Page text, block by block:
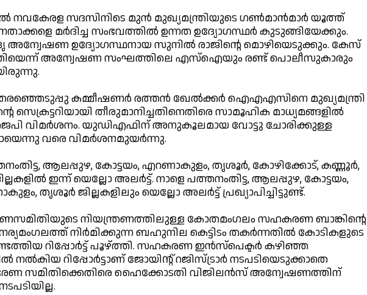
നവകേരള സദസിനിടെ മുന്‍ മുഖ്യമന്ത്രിയുടെ ഗണ്‍മാന്‍മാര്‍ യൂത്ത്
മര്‍ദിച്ച സംഭവത്തില്‍ ഉന്നത ഉദ്യോഗസ്ഥര്‍ കുടുങ്ങിയേക്കും.
ഉദ്യോഗസ്ഥനായ സുനില്‍ രാജിന്റെ മൊഴിയെടുക്കും. കേസ്
അന്വേഷണ സംഘത്തിലെ എസ്ഐയും രണ്ട് പൊലീസുകാരും
കമ്മീഷണര്‍ രത്തന്‍ ഖേല്‍ക്കര്‍ ഐഎഎസിനെ മുഖ്യമന്ത്രി
സെക്രട്ടറിയായി തീരുമാനിച്ചതിനെതിരെ സാമൂഹിക മാധ്യമങ്ങളില്‍
വിമര്‍ശനം. യുഡിഎഫിന് അനുകൂലമായ വോട്ടു ചോരിക്കുള്ള
വരെ വിമര്‍ശനമുയര്‍ന്നു.
ആലപ്പുഴ, കോട്ടയം, എറണാകുളം, തൃശൂര്‍, കോഴിക്കോട്, കണ്ണൂര്‍,
ഇന്ന് യെല്ലോ അലര്‍ട്ട്. നാളെ പത്തനംതിട്ട, ആലപ്പുഴ, കോട്ടയം,
തൃശൂര്‍ ജില്ലകളിലും യെല്ലോ അലര്‍ട്ട് പ്രഖ്യാപിച്ചിട്ടുണ്ട്.
നിയന്ത്രണത്തിലുള്ള കോതമംഗലം സഹകരണ ബാങ്കിന്റെ
നിര്‍മിക്കുന്ന ബഹുനില കെട്ടിടം തകര്‍ന്നതില്‍ കോടികളുടെ
റിപ്പോര്‍ട്ട് പൂഴ്ത്തി. സഹകരണ ഇന്‍സ്പെക്ടര്‍ കഴിഞ്ഞ
റിപ്പോര്‍ട്ടാണ് ജോയിന്റ് റജിസ്ട്രാര്‍ നടപടിയെടുക്കാതെ
സമിതിക്കെതിരെ ഹൈക്കോടതി വിജിലന്‍സ് അന്വേഷണത്തിന്